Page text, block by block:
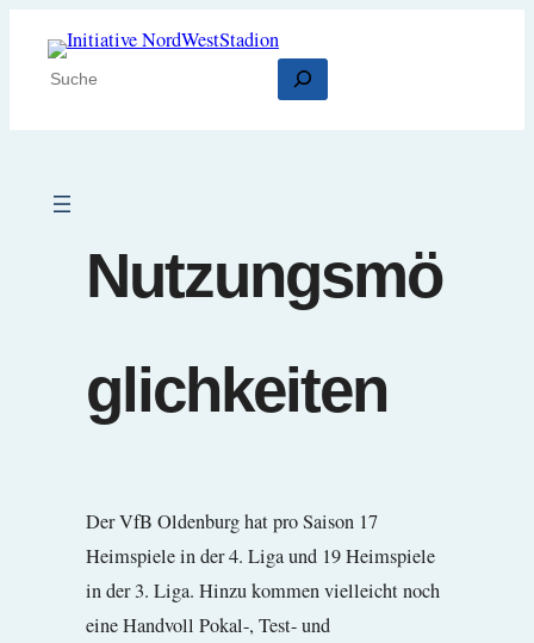
InhaltSuchen
Nutzungsmö
glichkeiten
Der VfB Oldenburg hat pro Saison 17
Heimspiele in der 4. Liga und 19 Heimspiele
in der 3. Liga. Hinzu kommen vielleicht noch
eine Handvoll Pokal-, Test- und